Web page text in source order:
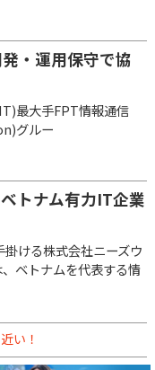
・運用保守で協
最大手FPT情報通信
グルー
トナム有力IT企業
ける株式会社ニーズウ
ベトナムを代表する情
い！